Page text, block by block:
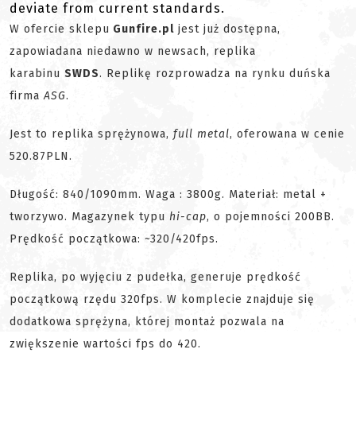
deviate from current standards.
W ofercie sklepu Gunfire.pl jest już dostępna,
zapowiadana niedawno w newsach, replika
karabinu SWDS. Replikę rozprowadza na rynku duńska
firmaASG.
Jest to replika sprężynowa, full metal, oferowana w cenie
520.87PLN.
Długość: 840/1090mm. Waga : 3800g. Materiał: metal +
tworzywo. Magazynek typu hi-cap, o pojemności 200BB.
Prędkość początkowa: ~320/420fps.
Replika, po wyjęciu z pudełka, generuje prędkość
początkową rzędu 320fps. W komplecie znajduje się
dodatkowa sprężyna, której montaż pozwala na
zwiększenie wartości fps do 420.